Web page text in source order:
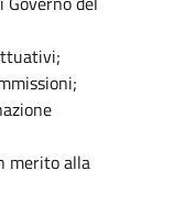
merito alla